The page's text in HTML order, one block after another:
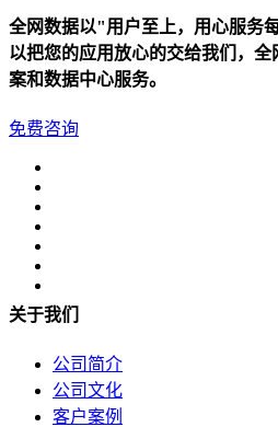
全网数据以"用户至上，用心服务
以把您的应用放心的交给我们，
案和数据中心服务。
免费咨询
关于我们
公司简介
公司文化
客户案例